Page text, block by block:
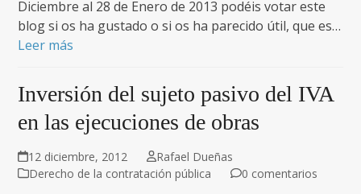
Diciembre al 28 de Enero de 2013 podéis votar este
blog si os ha gustado o si os ha parecido útil, que es…
Leer más
Inversión del sujeto pasivo del IVA
en las ejecuciones de obras
12 diciembre, 2012
Rafael Dueñas
Derecho de la contratación pública
0 comentarios